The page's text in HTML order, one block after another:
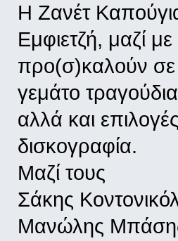
Η Zανέτ
Εμφιετζή, μαζί
προ(σ)καλούν σε
γεμάτο
αλλά και
δισκογραφία.
Μαζί τους
Σάκης
Μανώλης